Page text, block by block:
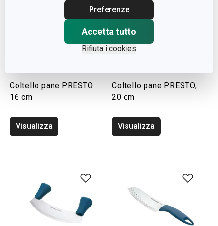
Preferenze
Accetta tutto
Rifiuta i cookies
Coltello pane PRESTO
16 cm
Visualizza
Coltello pane PRESTO,
20 cm
Visualizza